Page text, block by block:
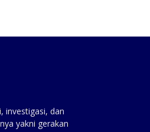
investigasi, dan
yakni gerakan